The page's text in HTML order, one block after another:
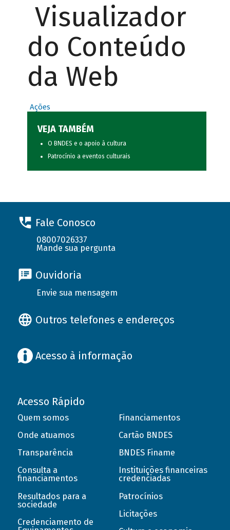
Visualizador
do Conteúdo
da Web
Ações
VEJA TAMBÉM
O BNDES e o apoio à cultura
Patrocínio a eventos culturais
Fale Conosco
08007026337
Mande sua pergunta
Ouvidoria
Envie sua mensagem
Outros telefones e endereços
Acesso à informação
Acesso Rápido
Quem somos
Onde atuamos
Transparência
Consulta a
financiamentos
Resultados para a
sociedade
Credenciamento de
Financiamentos
Cartão BNDES
BNDES Finame
Instituições financeiras
credenciadas
Patrocínios
Licitações